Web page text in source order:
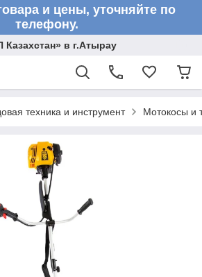
и цены, уточняйте по
телефону.
в г.Атырау
техника и инструмент Мотокосы и